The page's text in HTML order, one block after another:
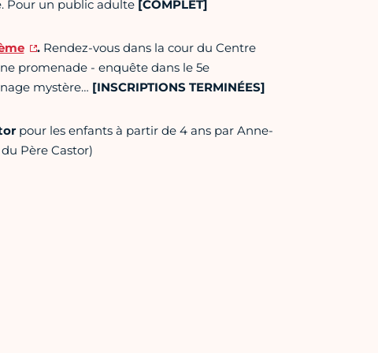
Pour un public adulte [COMPLET]
. Rendez-vous dans la cour du Centre
promenade - enquête dans le 5e
mystère… [INSCRIPTIONS TERMINÉES]
pour les enfants à partir de 4 ans par Anne-
Père Castor)